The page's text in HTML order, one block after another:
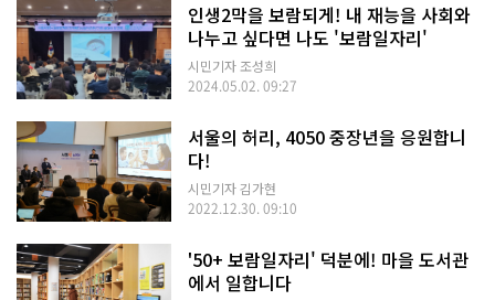
인생2막을 보람되게! 내 재능을 사회와
나누고 싶다면 나도 '보람일자리'
시민기자 조성희
2024.05.02. 09:27
서울의 허리, 4050 중장년을 응원합니
다!
시민기자 김가현
2022.12.30. 09:10
'50+ 보람일자리' 덕분에! 마을 도서관
에서 일합니다